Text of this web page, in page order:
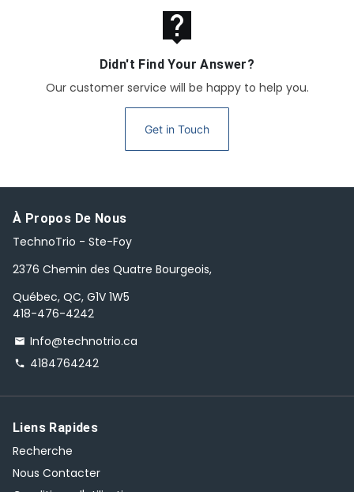
live_help
Didn't Find Your Answer?
Our customer service will be happy to help you.
Get in Touch
À Propos De Nous
TechnoTrio - Ste-Foy
2376 Chemin des Quatre Bourgeois,
Québec, QC, G1V 1W5
418-476-4242
email Info@technotrio.ca
phone 4184764242
Liens Rapides
Recherche
Nous Contacter